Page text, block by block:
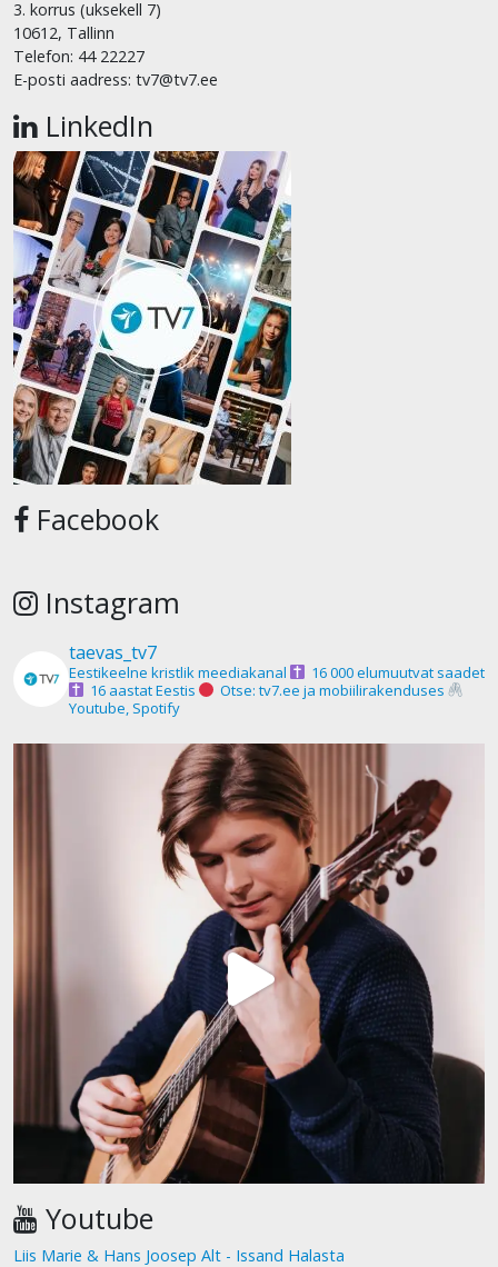
3. korrus (uksekell 7)
10612, Tallinn
Telefon: 44 22227
E-posti aadress: tv7@tv7.ee
LinkedIn
Facebook
Instagram
taevas_tv7
Eestikeelne kristlik meediakanal
16 000 elumuutvat saadet
16 aastat Eestis
Otse: tv7.ee ja mobiilirakenduses
Youtube, Spotify
Youtube
Liis Marie & Hans Joosep Alt - Issand Halasta